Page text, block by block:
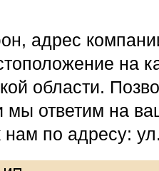
адрес
на
области.
мы ответим на
нам по адресу: